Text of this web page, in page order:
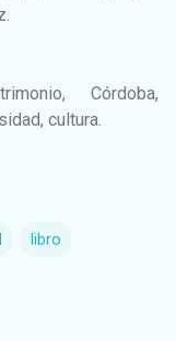
Córdoba,
cultura.
libro